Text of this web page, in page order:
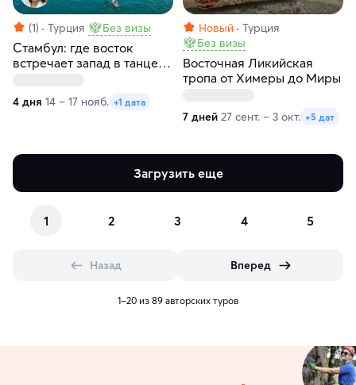
(1) Турция Без визы
Стамбул: где восток
встречает запад в танце
4 дня 14 – 17 нояб. +1 дата
Новый
Турция
Без визы
Восточная Ликийская
тропа от Химеры до Миры
7 дней 27 сент. – 3 окт. +5 дат
Загрузить еще
1 2 3 4 5
Назад Вперед
1–20 из 89 авторских туров